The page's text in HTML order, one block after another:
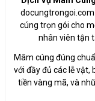
cúng trọn gói cho
nhân viên tận
Mâm cúng đúng
với đầy đủ các lễ vật,
tiền vàng mã, và